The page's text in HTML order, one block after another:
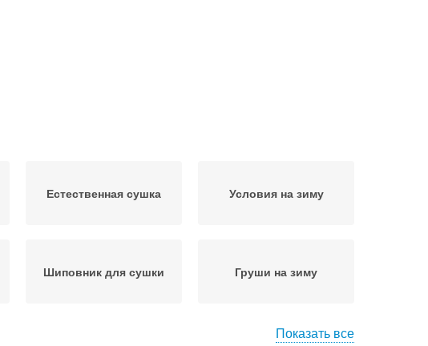
Естественная сушка Условия на зиму
Шиповник для сушки Груши на зиму
Показать все